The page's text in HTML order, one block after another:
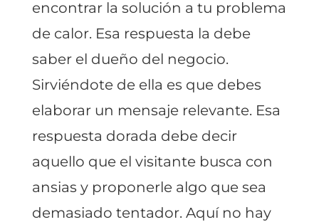
encontrar la solución a tu problema
de calor. Esa respuesta la debe
saber el dueño del negocio.
Sirviéndote de ella es que debes
elaborar un mensaje relevante. Esa
respuesta dorada debe decir
aquello que el visitante busca con
ansias y proponerle algo que sea
demasiado tentador. Aquí no hay